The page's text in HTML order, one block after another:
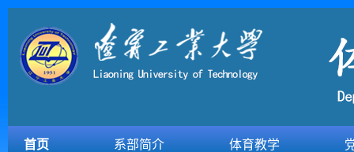
首页 系部简介 体育教学